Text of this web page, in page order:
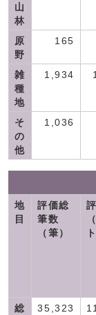
山
林
原
野
165
雑
種
地
1,934
そ
の
他
1,036
地
目
評価総
筆数
（筆）
総
35,323